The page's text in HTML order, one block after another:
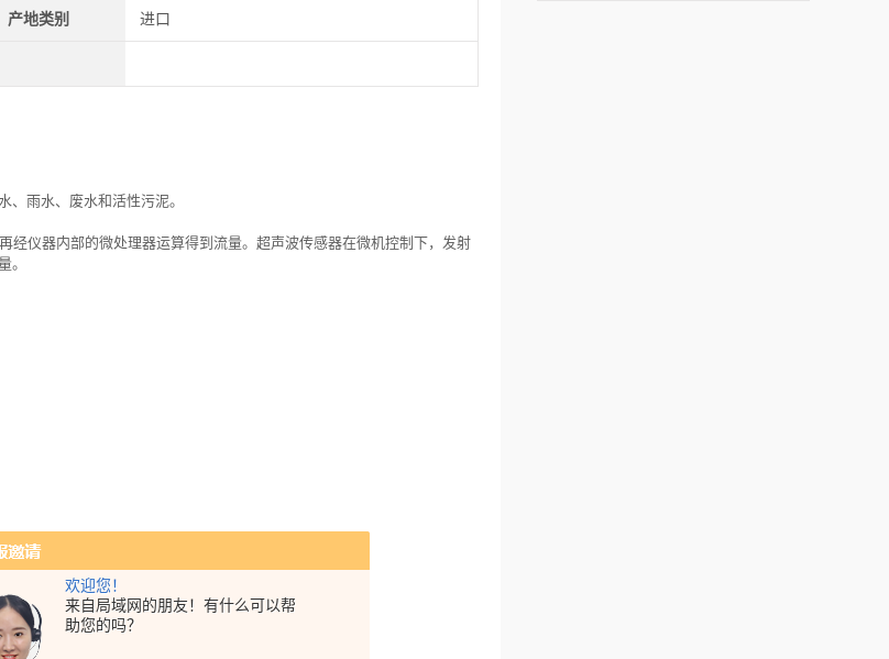
欢迎您！
来自局域网的朋友！有什么可以帮
助您的吗？
产地类别 进口
雨水、废水和活性污泥。
经仪器内部的微处理器运算得到流量。超声波传感器在微机控制下，发射
。